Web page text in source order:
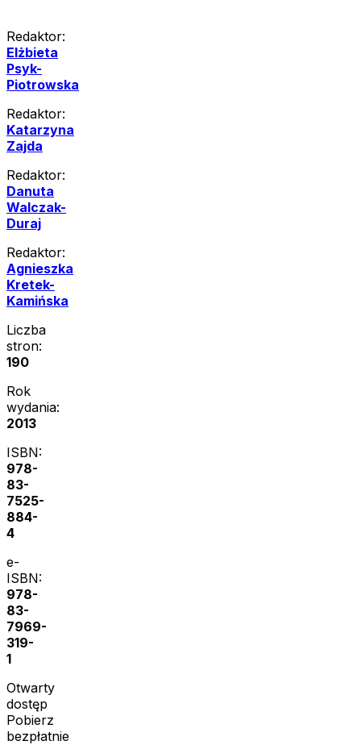
Redaktor:
Elżbieta
Psyk-
Piotrowska
Redaktor:
Katarzyna
Zajda
Redaktor:
Danuta
Walczak-
Duraj
Redaktor:
Agnieszka
Kretek-
Kamińska
Liczba
stron:
190
Rok
wydania:
2013
ISBN:
978-
83-
7525-
884-
4
e-
ISBN:
978-
83-
7969-
319-
1
Otwarty
dostęp
Pobierz
bezpłatnie